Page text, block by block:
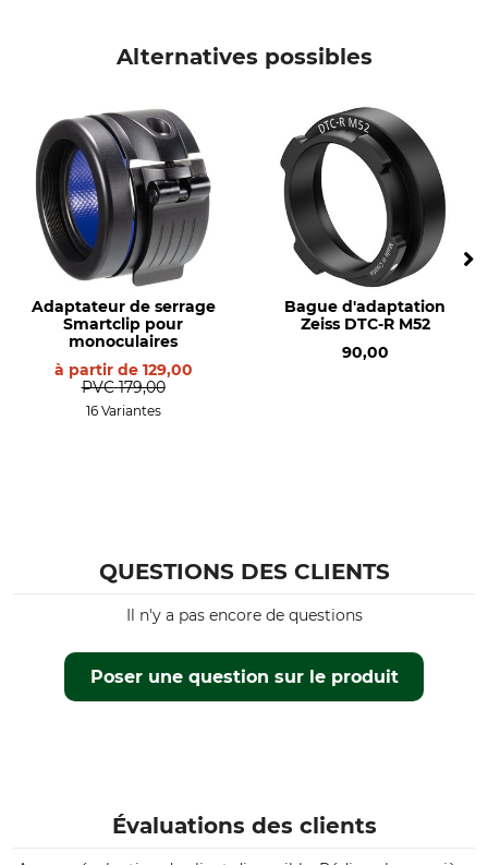
pour TX Encounter
Made in Austria
Alternatives possibles
Adaptateur de serrage
Smartclip pour
monoculaires
à partir de 129,00
PVC 179,00
16 Variantes
Bague d'adaptation
Zeiss DTC-R M52
90,00
QUESTIONS DES CLIENTS
Poser une question sur le produit
Il n'y a pas encore de questions
Évaluations des clients